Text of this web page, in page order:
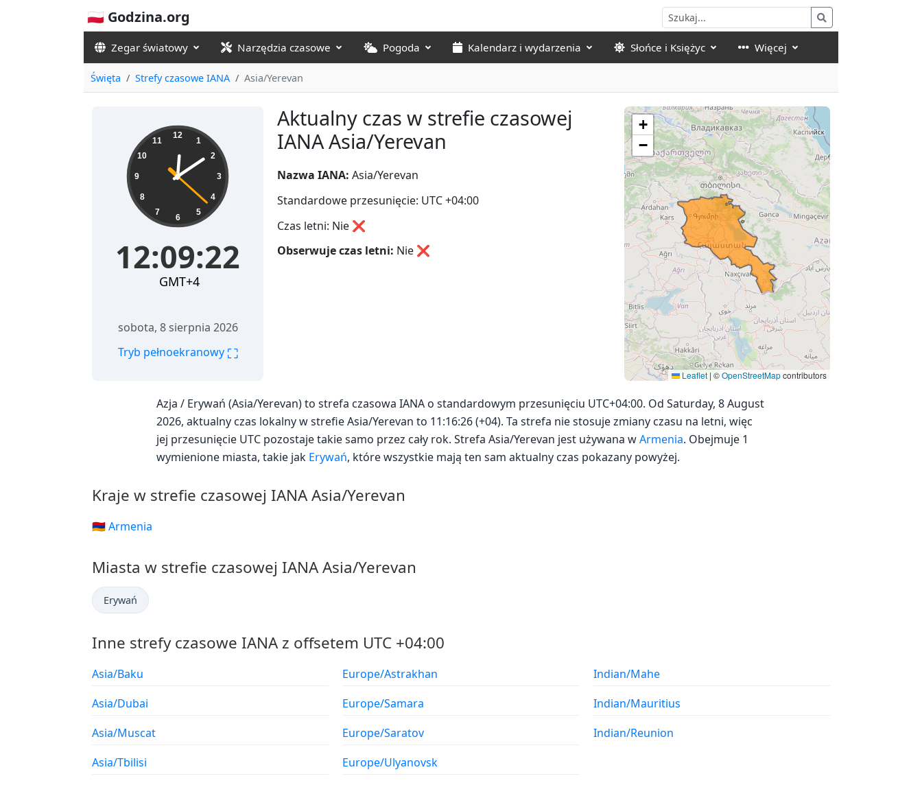
🇵🇱 Godzina.org
Zegar światowy Narzędzia czasowe Pogoda Kalendarz i wydarzenia Słońce i Księżyc Więcej
Święta Strefy czasowe IANA Asia/Yerevan
Aktualny czas w strefie czasowej
IANA Asia/Yerevan
12:09:22 12
1
2
3
4
5
6
7
8
9
10
11
12:09:22
GMT+4
sobota, 8 sierpnia 2026
Tryb pełnoekranowy ⛶
Nazwa IANA: Asia/Yerevan
Standardowe przesunięcie: UTC +04:00
Czas letni: Nie ❌
Obserwuje czas letni: Nie ❌
+
−
Leaflet | ©OpenStreetMapcontributors
Azja / Erywań (Asia/Yerevan) to strefa czasowa IANA o standardowym przesunięciu UTC+04:00. Od Saturday, 8 August
2026, aktualny czas lokalny w strefie Asia/Yerevan to 11:16:26 (+04). Ta strefa nie stosuje zmiany czasu na letni, więc
jej przesunięcie UTC pozostaje takie samo przez cały rok. Strefa Asia/Yerevan jest używana wArmenia. Obejmuje 1
wymienione miasta, takie jak Erywań, które wszystkie mają ten sam aktualny czas pokazany powyżej.
Kraje w strefie czasowej IANA Asia/Yerevan
🇦🇲 Armenia
Miasta w strefie czasowej IANA Asia/Yerevan
Erywań
Inne strefy czasowe IANA z offsetem UTC +04:00
Asia/Baku
Asia/Dubai
Asia/Muscat
Asia/Tbilisi
Europe/Astrakhan
Europe/Samara
Europe/Saratov
Europe/Ulyanovsk
Indian/Mahe
Indian/Mauritius
Indian/Reunion